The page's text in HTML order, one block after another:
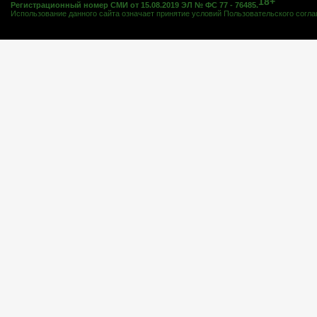
Регистрационный номер СМИ от 15.08.2019 ЭЛ № ФС 77 - 76485.
Использование данного сайта означает принятие условий Пользовательского